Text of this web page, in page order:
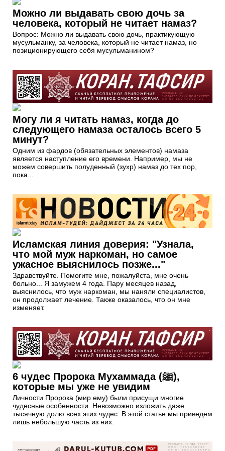
Можно ли выдавать свою дочь за
человека, который не читает намаз?
Вопрос: Можно ли выдавать свою дочь, практикующую
мусульманку, за человека, который не читает намаз, но
позиционирующего себя мусульманином?
Могу ли я читать намаз, когда до
следующего намаза осталось всего 5
минут?
Одним из фардов (обязательных элементов) намаза
является наступление его времени. Например, мы не
можем совершить полуденный (зухр) намаз до тех пор,
пока...
Исламская линия доверия: "Узнала,
что мой муж наркоман, но самое
ужасное выяснилось позже..."
Здравствуйте. Помогите мне, пожалуйста, мне очень
больно... Я замужем 4 года. Пару месяцев назад,
выяснилось, что муж наркоман, мы наняли специалистов,
он продолжает лечение. Также оказалось, что он мне
изменяет.
6 чудес Пророка Мухаммада (ﷺ),
которые мы уже не увидим
Личности Пророка (мир ему) были присущи многие
чудесные особенности. Невозможно изложить даже
тысячную долю всех этих чудес. В этой статье мы приведем
лишь небольшую часть из них.